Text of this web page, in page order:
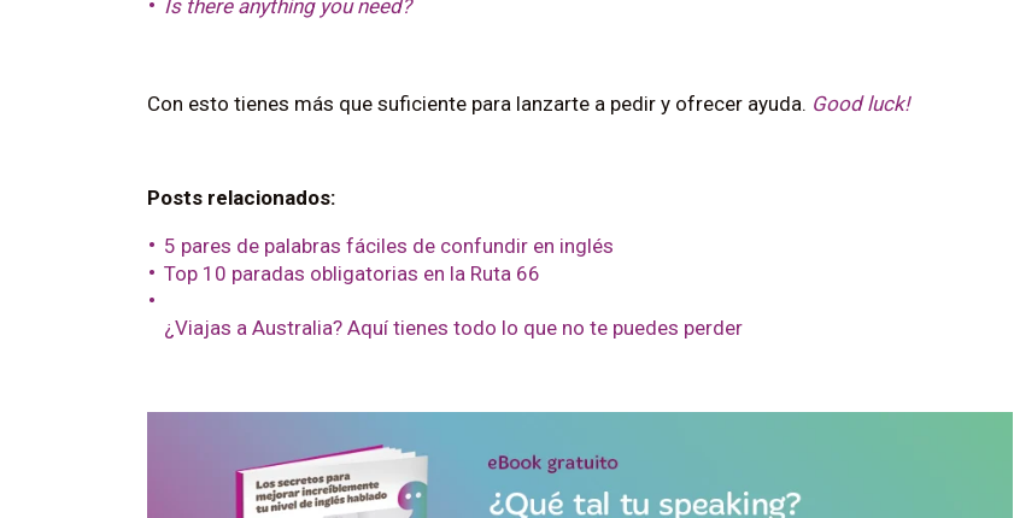
Is there anything you need?
Con esto tienes más que suficiente para lanzarte a pedir y ofrecer ayuda. Good luck!
Posts relacionados:
5 pares de palabras fáciles de confundir en inglés
Top 10 paradas obligatorias en la Ruta 66
¿Viajas a Australia? Aquí tienes todo lo que no te puedes perder